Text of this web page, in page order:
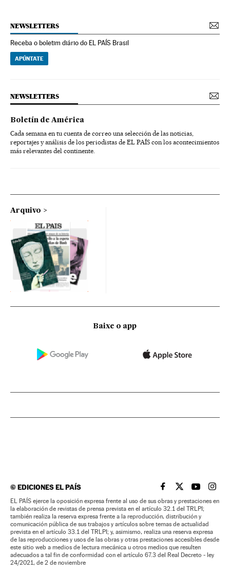
NEWSLETTERS
Receba o boletim diário do EL PAÍS Brasil
APÚNTATE
NEWSLETTERS
Boletín de América
Cada semana en tu cuenta de correo una selección de las noticias,
reportajes y análisis de los periodistas de EL PAÍS con los acontecimientos
más relevantes del continente.
Arquivo
Baixe o app
©EDICIONES EL PAÍS EL PAÍS BRASIL EN
EL PAÍSEL PAÍS
EL
EL PAÍS ejerce la oposición expresa frente al uso de sus obras y prestaciones en
la elaboración de revistas de prensa prevista en el artículo 32.1 del TRLPI;
también realiza la reserva expresa frente a la reproducción, distribución y
comunicación pública de sus trabajos y artículos sobre temas de actualidad
prevista en el artículo 33.1 del TRLPI; y, asimismo, realiza una reserva expresa
de las reproducciones y usos de las obras y otras prestaciones accesibles desde
este sitio web a medios de lectura mecánica u otros medios que resulten
adecuados a tal fin de conformidad con el artículo 67.3 del Real Decreto - ley
24/2021, de 2 de noviembre